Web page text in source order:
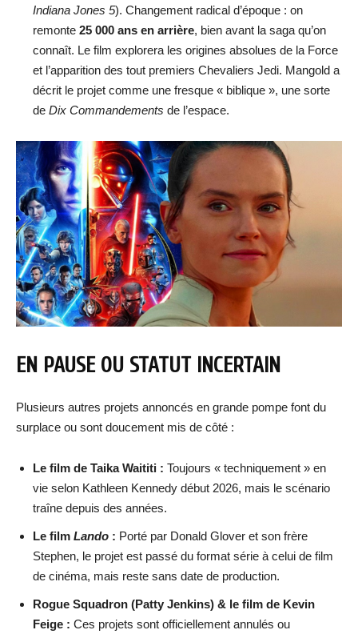
Indiana Jones 5). Changement radical d’époque : on
remonte 25 000 ans en arrière, bien avant la saga qu’on
connaît. Le film explorera les origines absolues de la Force
et l’apparition des tout premiers Chevaliers Jedi. Mangold a
décrit le projet comme une fresque « biblique », une sorte
de Dix Commandements de l’espace.
EN PAUSE OU STATUT INCERTAIN
Plusieurs autres projets annoncés en grande pompe font du
surplace ou sont doucement mis de côté :
Le film de Taika Waititi : Toujours « techniquement » en
vie selon Kathleen Kennedy début 2026, mais le scénario
traîne depuis des années.
Le film Lando : Porté par Donald Glover et son frère
Stephen, le projet est passé du format série à celui de film
de cinéma, mais reste sans date de production.
Rogue Squadron (Patty Jenkins) & le film de Kevin
Feige : Ces projets sont officiellement annulés ou